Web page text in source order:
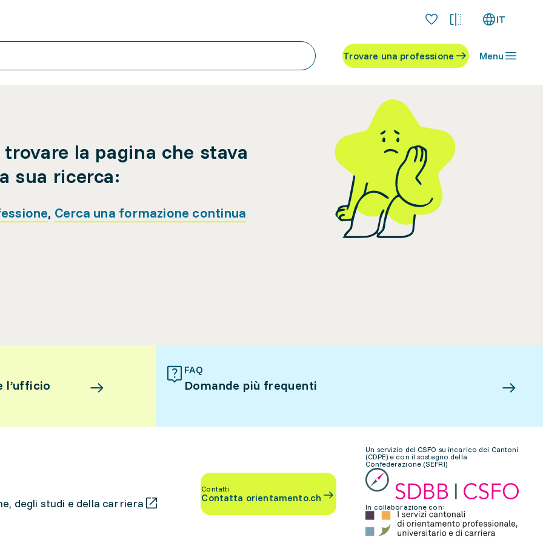
IT
Trovare una professione Menu
la pagina che stava
sua ricerca:
, Cerca una formazione continua
l’ufficio
FAQ
Domande più frequenti
degli studi e della carriera
Contatti
Contatta orientamento.ch
Un servizio del CSFO su incarico dei Cantoni
(CDPE) e con il sostegno della
Confederazione (SEFRI)
In collaborazione con: